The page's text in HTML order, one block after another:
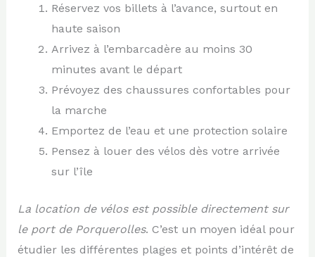
Réservez vos billets à l’avance, surtout en
haute saison
Arrivez à l’embarcadère au moins 30
minutes avant le départ
Prévoyez des chaussures confortables pour
la marche
Emportez de l’eau et une protection solaire
Pensez à louer des vélos dès votre arrivée
sur l’île
La location de vélos est possible directement sur
le port de Porquerolles. C’est un moyen idéal pour
étudier les différentes plages et points d’intérêt de